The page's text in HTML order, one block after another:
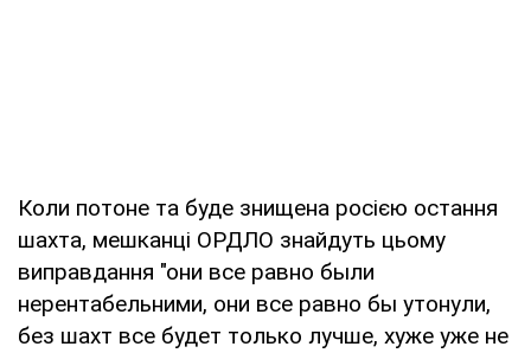
Коли потоне та буде знищена росією остання
шахта, мешканці ОРДЛО знайдуть цьому
виправдання "они все равно были
нерентабельними, они все равно бы утонули,
без шахт все будет только лучше, хуже уже не